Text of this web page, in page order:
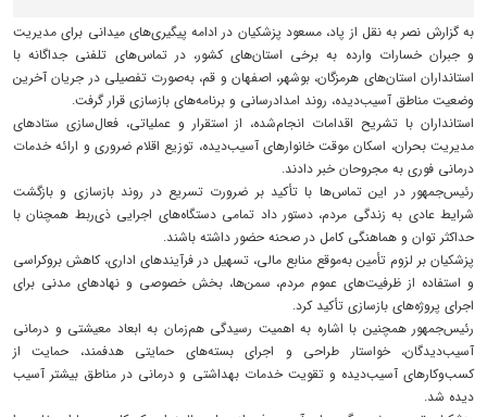
به گزارش نصر به نقل از پاد، مسعود پزشکیان در ادامه پیگیری‌های میدانی برای مدیریت
و جبران خسارات وارده به برخی استان‌های کشور، در تماس‌های تلفنی جداگانه با
استانداران استان‌های هرمزگان، بوشهر، اصفهان و قم، به‌صورت تفصیلی در جریان آخرین
وضعیت مناطق آسیب‌دیده، روند امدادرسانی و برنامه‌های بازسازی قرار گرفت.
استانداران با تشریح اقدامات انجام‌شده، از استقرار و عملیاتی، فعال‌سازی ستادهای
مدیریت بحران، اسکان موقت خانوارهای آسیب‌دیده، توزیع اقلام ضروری و ارائه خدمات
درمانی فوری به مجروحان خبر دادند.
رئیس‌جمهور در این تماس‌ها با تأکید بر ضرورت تسریع در روند بازسازی و بازگشت
شرایط عادی به زندگی مردم، دستور داد تمامی دستگاه‌های اجرایی ذی‌ربط همچنان با
حداکثر توان و هماهنگی کامل در صحنه حضور داشته باشند.
پزشکیان بر لزوم تأمین به‌موقع منابع مالی، تسهیل در فرآیندهای اداری، کاهش بروکراسی
و استفاده از ظرفیت‌های عموم مردم، سمن‌ها، بخش خصوصی و نهادهای مدنی برای
اجرای پروژه‌های بازسازی تأکید کرد.
رئیس‌جمهور همچنین با اشاره به اهمیت رسیدگی هم‌زمان به ابعاد معیشتی و درمانی
آسیب‌دیدگان، خواستار طراحی و اجرای بسته‌های حمایتی هدفمند، حمایت از
کسب‌وکارهای آسیب‌دیده و تقویت خدمات بهداشتی و درمانی در مناطق بیشتر آسیب
دیده شد.